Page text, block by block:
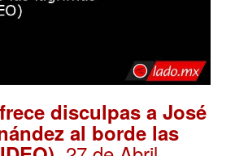
disculpas a José
al borde las